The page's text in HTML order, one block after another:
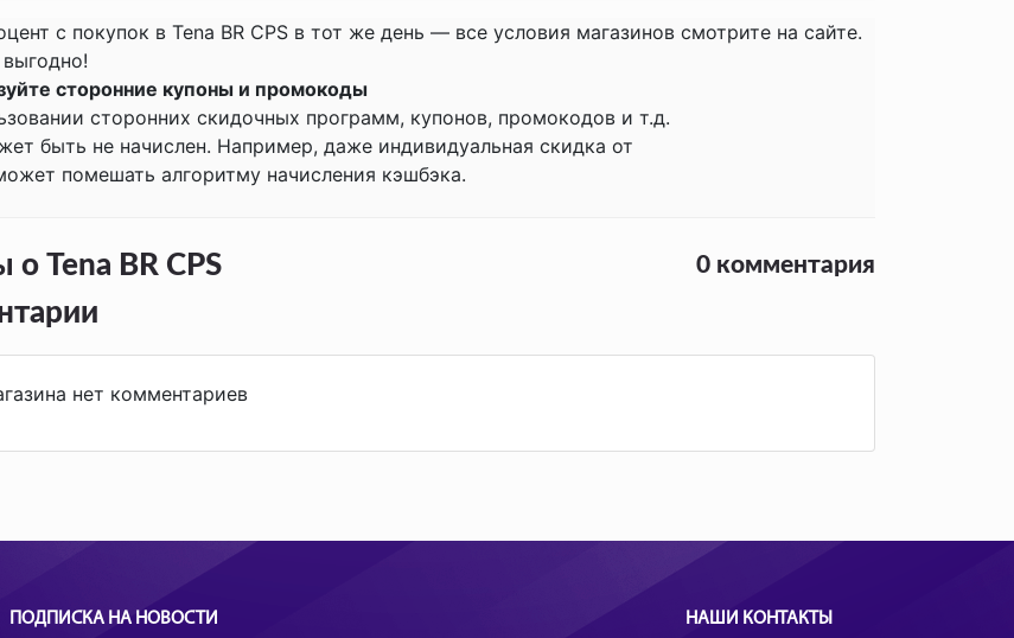
с покупок в Tena BR CPS в тот же день — все условия магазинов смотрите на сайте.
сторонние купоны и промокоды
сторонних скидочных программ, купонов, промокодов и т.д.
быть не начислен. Например, даже индивидуальная скидка от
помешать алгоритму начисления кэшбэка.
Tena BR CPS 0 комментария
нет комментариев
ПОДПИСКА НА НОВОСТИ НАШИ КОНТАКТЫ